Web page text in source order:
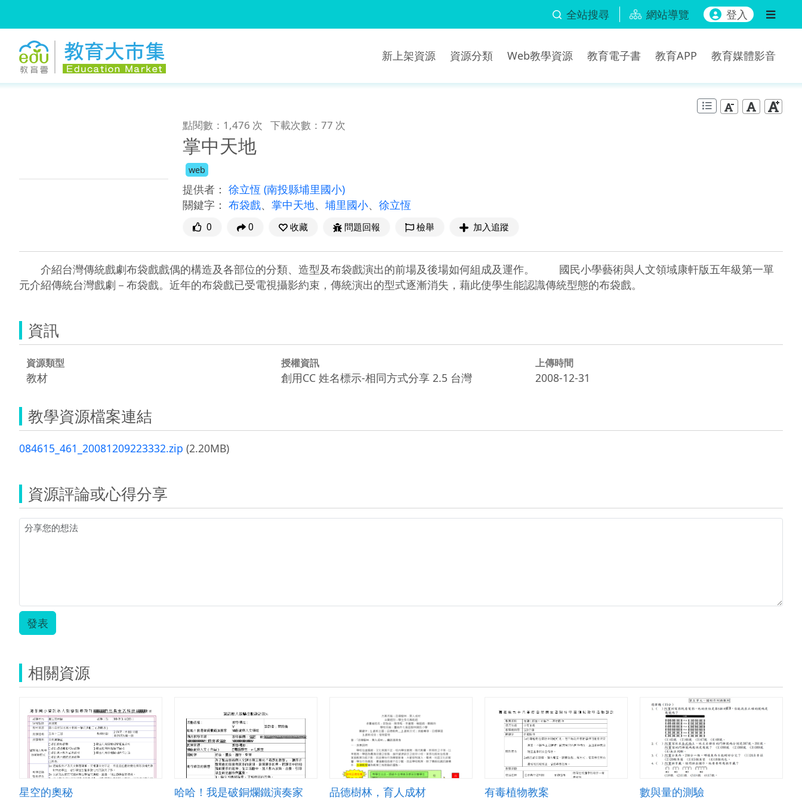
全站搜尋 網站導覽 登入
新上架資源 資源分類 Web教學資源 教育電子書 教育APP 教育媒體影音
點閱數：1,476 次 下載次數：77 次
掌中天地
web
提供者： 徐立恆 (南投縣埔里國小)
關鍵字： 布袋戲、 掌中天地、 埔里國小、 徐立恆
0 0 收藏 問題回報 檢舉 加入追蹤
介紹台灣傳統戲劇布袋戲戲偶的構造及各部位的分類、造型及布袋戲演出的前場及後場如何組成及運作。 　　國民小學藝術與人文領域康軒版五年級第一單
元介紹傳統台灣戲劇－布袋戲。近年的布袋戲已受電視攝影約束，傳統演出的型式逐漸消失，藉此使學生能認識傳統型態的布袋戲。
資訊
資源類型
教材
授權資訊
創用CC 姓名標示-相同方式分享 2.5 台灣
上傳時間
2008-12-31
教學資源檔案連結
084615_461_20081209223332.zip (2.20MB)
資源評論或心得分享
發表
相關資源
星空的奧秘 哈哈！我是破銅爛鐵演奏家 品德樹林，育人成材 有毒植物教案 數與量的測驗